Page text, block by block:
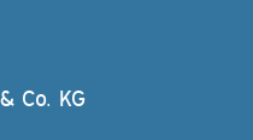
Co. KG